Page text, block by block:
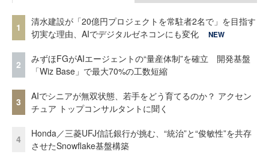
1
清水建設が「20億円プロジェクトを常駐者2名で」を目指す
切実な理由、AIでデジタルゼネコンにも変化
NEW
2
みずほFGがAIエージェントの“量産体制”を確立 開発基盤
「Wiz Base」で最大70%の工数短縮
3
AIでシニアが無双状態、若手をどう育てるのか？ アクセン
チュア トップコンサルタントに聞く
4
Honda／三菱UFJ信託銀行が挑む、“統治”と“俊敏性”を共存
させたSnowflake基盤構築